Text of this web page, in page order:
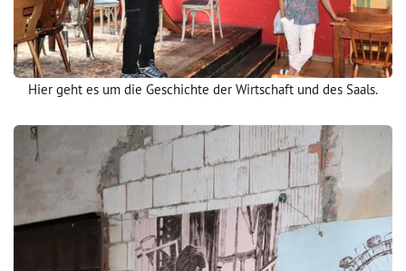
Hier geht es um die Geschichte der Wirtschaft und des Saals.